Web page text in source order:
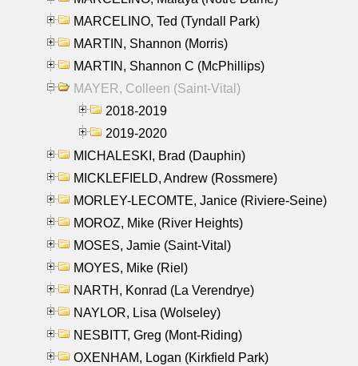
MARCELINO, Ted (Tyndall Park)
MARTIN, Shannon (Morris)
MARTIN, Shannon C (McPhillips)
MAYER, Colleen (Saint-Vital)
2018-2019
2019-2020
MICHALESKI, Brad (Dauphin)
MICKLEFIELD, Andrew (Rossmere)
MORLEY-LECOMTE, Janice (Riviere-Seine)
MOROZ, Mike (River Heights)
MOSES, Jamie (Saint-Vital)
MOYES, Mike (Riel)
NARTH, Konrad (La Verendrye)
NAYLOR, Lisa (Wolseley)
NESBITT, Greg (Mont-Riding)
OXENHAM, Logan (Kirkfield Park)